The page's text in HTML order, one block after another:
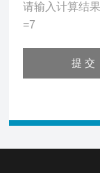
请输入计算结
=7